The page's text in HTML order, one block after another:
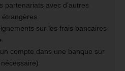
partenariats avec d’autres
étrangères
sur les frais bancaires
compte dans une banque sur